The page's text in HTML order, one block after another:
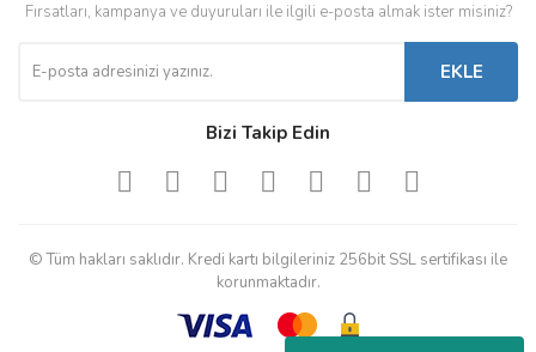
Fırsatları, kampanya ve duyuruları ile ilgili e-posta almak ister misiniz?
EKLE
Bizi Takip Edin
© Tüm hakları saklıdır. Kredi kartı bilgileriniz 256bit SSL sertifikası ile
korunmaktadır.